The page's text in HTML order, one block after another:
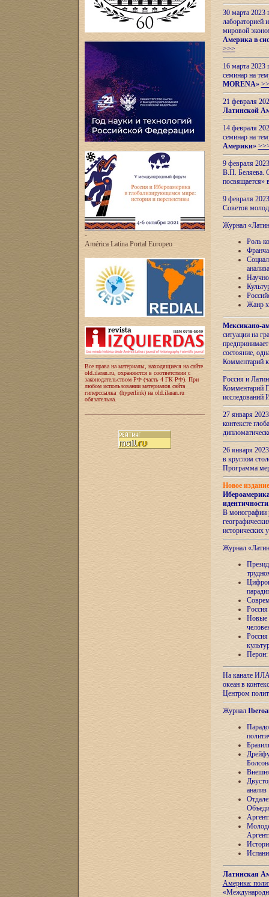
-
América Latina Portal Europeo
Все права на материалы, находящиеся на сайте
old.ilaran.ru, охраняются в соответствии с
законодательством РФ (часть 4 ГК РФ). При
любом использовании материалов сайта
гиперссылка (hyperlink) на old.ilaran.ru
обязательна.
30 марта 2023
лабораторией
мировой
Америка в
>>>
16 марта 2023
семинар на
MORENA»
21 февраля
Латинской
14 февраля
семинар на
Америки»
9 февраля
В.П. Беляева.
посвящается»
9 февраля
Советов
Журнал
Роль
анализа
Жанр
Мексикано-
ситуации на
состояние,
Комментарий
Россия и
Комментарий
27 января
контексте
26 января
в круглом
Программа
Новое
идентичности
В монографии
исторических
Журнал
Новые
Перон:
На канале
океан в
Центром
Журнал
анализ
Латинская
Америка: